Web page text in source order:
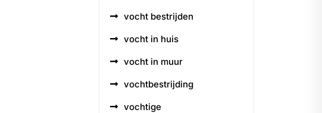
vocht bestrijden
vocht in huis
vocht in muur
vochtbestrijding
vochtige